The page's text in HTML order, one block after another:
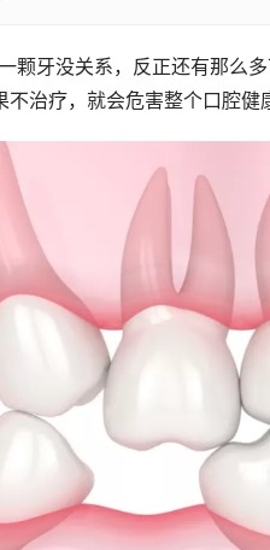
颗牙没关系，反正还有那么
治疗，就会危害整个口腔健